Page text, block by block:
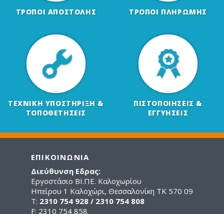
ΤΡΟΠΟΙ ΑΠΟΣΤΟΛΗΣ ΤΡΟΠΟΙ ΠΛΗΡΩΜΗΣ
ΤΕΧΝΙΚΗ ΥΠΟΣΤΗΡΙΞΗ &
ΤΟΠΟΘΕΤΗΣΕΙΣ
ΠΙΣΤΟΠΟΙΗΣΕΙΣ &
ΕΓΓΥΗΣΕΙΣ
ΕΠΙΚΟΙΝΩΝΙΑ
Διεύθυνση Εδρας:
Εργοστάσιο ΒΙ.ΠΕ. Καλοχωρίου
Ηπείρου 1 Καλοχώρι, Θεσσαλονίκη ΤΚ 570 09
Τ: 2310 754 928 / 2310 754 808
F: 2310 754 858